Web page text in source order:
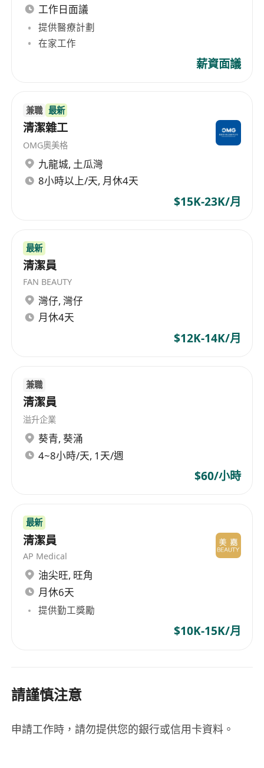
工作日面議
提供醫療計劃
在家工作
薪資面議
兼職 最新
清潔雜工
OMG奧美格
九龍城, 土瓜灣
8小時以上/天, 月休4天
$15K-23K/月
最新
清潔員
FAN BEAUTY
灣仔, 灣仔
月休4天
$12K-14K/月
兼職
清潔員
溢升企業
葵青, 葵涌
4~8小時/天, 1天/週
$60/小時
最新
清潔員
AP Medical
油尖旺, 旺角
月休6天
提供勤工獎勵
$10K-15K/月
請謹慎注意
申請工作時，請勿提供您的銀行或信用卡資料。